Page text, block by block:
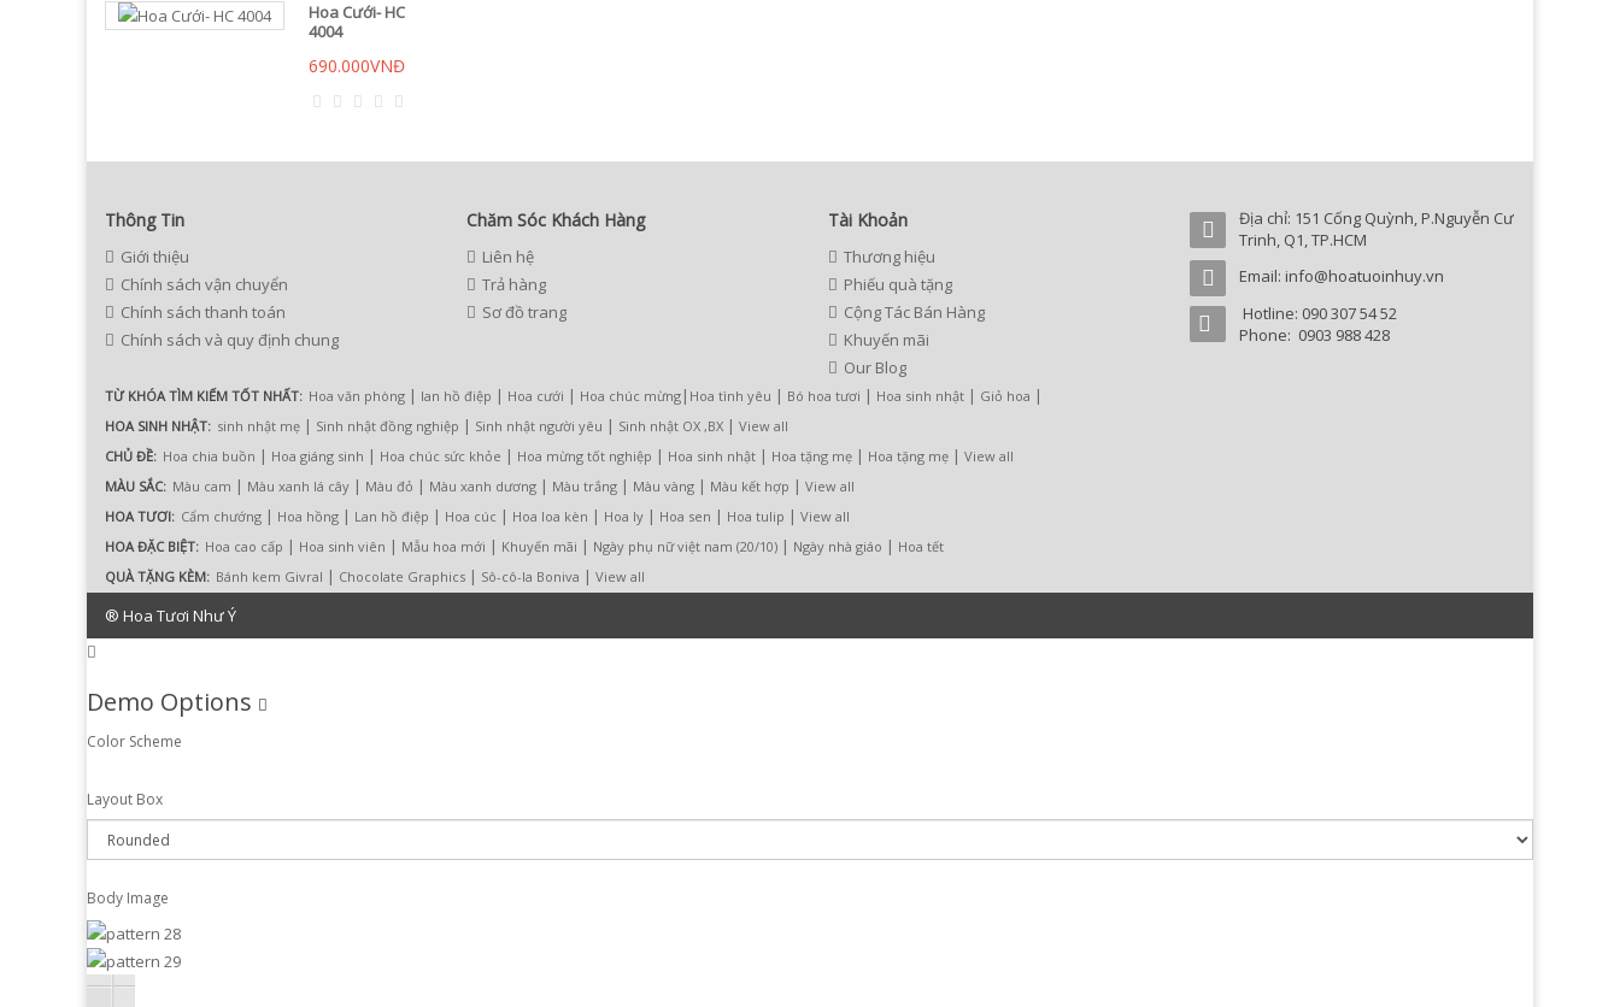
Hoa Cưới- HC
4004
690.000VNĐ
Thông Tin
Giới thiệu
Chính sách vận chuyển
Chính sách thanh toán
Chính sách và quy định chung
Chăm Sóc Khách Hàng
Liên hệ
Trả hàng
Sơ đồ trang
Tài Khoản
Thương hiệu
Phiếu quà tặng
Cộng Tác Bán Hàng
Khuyến mãi
Our Blog
Địa chỉ: 151 Cống Quỳnh, P.Nguyễn Cư
Trinh, Q1, TP.HCM
Email: info@hoatuoinhuy.vn
Hotline: 090 307 54 52
Phone: 0903 988 428
TỪ KHÓA TÌM KIẾM TỐT NHẤT: Hoa văn phòng | lan hồ điệp | Hoa cưới | Hoa chúc mừng | Hoa tình yêu | Bó hoa tươi | Hoa sinh nhật | Giỏ hoa |
HOA SINH NHẬT: sinh nhật mẹ | Sinh nhật đồng nghiệp | Sinh nhật người yêu | Sinh nhật OX ,BX | View all
CHỦ ĐỀ: Hoa chia buồn | Hoa giáng sinh | Hoa chúc sức khỏe | Hoa mừng tốt nghiệp | Hoa sinh nhật | Hoa tặng mẹ | Hoa tặng mẹ | View all
MÀU SẮC: Màu cam | Màu xanh lá cây | Màu đỏ | Màu xanh dương | Màu trắng | Màu vàng | Màu kết hợp | View all
HOA TƯƠI: Cẩm chướng | Hoa hồng | Lan hồ điệp | Hoa cúc | Hoa loa kèn | Hoa ly | Hoa sen | Hoa tulip | View all
HOA ĐẶC BIỆT: Hoa cao cấp | Hoa sinh viên | Mẫu hoa mới | Khuyến mãi | Ngày phụ nữ việt nam (20/10) | Ngày nhà giáo | Hoa tết
QUÀ TẶNG KÈM: Bánh kem Givral | Chocolate Graphics | Sô-cô-la Boniva | View all
® Hoa Tươi Như Ý
Demo Options
Color Scheme
Layout Box
Body Image